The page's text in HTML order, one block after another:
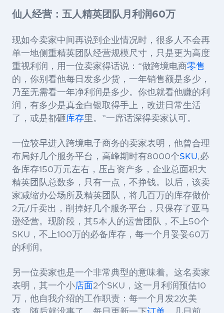
仙人经营：五人精英团队月利润60万
现如今卖家中间再说到企业情况时，很多人不会再
单一地侧重精英团队经营规模尺寸，只是更为高度
重视利润，用一位卖家得话说： “做跨境电商零售
的，你别看他每日发多少货，一年销售额是多少，
乃至无需看一年净利润是多少。你也就看他赚的利
润，有多少是真金白银取得手上，改进日常生活
了，或是都砸库存里。”一席话深得卖家认可。
一位较早进入跨境电子商务的卖家表明，他曾合理
布局好几个服务平台，高峰期时有8000个SKU,必
备库存150 万元左右，压占资产多，企业总面积大
精英团队总数多，只有一点，不挣钱。以后，该卖
家减缩办公场所及精英团队，将几百万的库存做价
2元/斤卖出，削掉好几个服务平台，只保存了亚马
逊经营。现阶段，其5本人的运营团队，不上50个
SKU ，不上100 万的必备库存，每一个月妥妥60 万
的利润。
另一位卖家也是一个非常典型的意味着。这名卖家
表明，其一个小店面2个SKU ，这一月利润预估10
万，他自我介绍的工作职责：每一个月发2次美